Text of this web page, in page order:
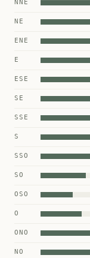
NNE
NE
ENE
E
ESE
SE
SSE
S
SSO
SO
OSO
O
ONO
NO